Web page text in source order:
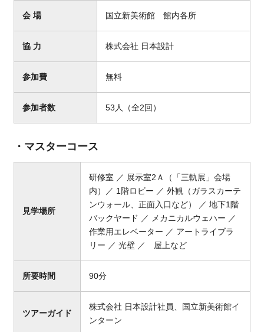
会 場 国立新美術館 館内各所
協 力 株式会社 日本設計
参加費 無料
参加者数 53人（全2回）
・マスターコース
見学場所
研修室 ／ 展示室2Ａ（「三軌展」会場
内）／ 1階ロビー ／ 外観（ガラスカーテ
ンウォール、正面入口など） ／ 地下1階
バックヤード ／ メカニカルウェハー ／
作業用エレベーター ／ アートライブラ
リー ／ 光壁 ／ 屋上など
所要時間 90分
ツアーガイド
株式会社 日本設計社員、国立新美術館イ
ンターン